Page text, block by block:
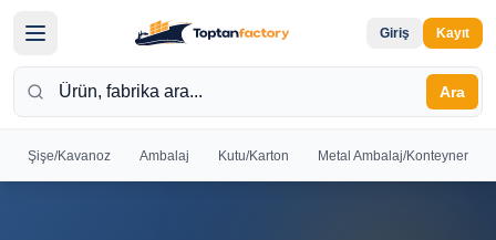
Giriş Kayıt
Ara
Şişe/Kavanoz Ambalaj Kutu/Karton Metal Ambalaj/Konteyner